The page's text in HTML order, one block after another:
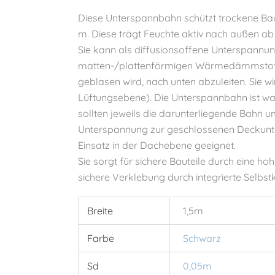
Diese Unterspannbahn schützt trockene
m. Diese trägt Feuchte aktiv nach außen
Sie kann als diffusionsoffene
matten-/plattenförmigen
geblasen wird, nach unten abzuleiten. Sie
Lüftungsebene). Die Unterspannbahn ist
sollten jeweils die darunterliegende Bahn
Unterspannung zur geschlossenen
Einsatz in der Dachebene geeignet.
Sie sorgt für sichere Bauteile durch eine
sichere Verklebung durch integrierte
Breite 1,5m
Farbe Schwarz
Sd 0,05m